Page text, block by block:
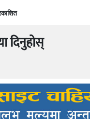
दिनुहोस्